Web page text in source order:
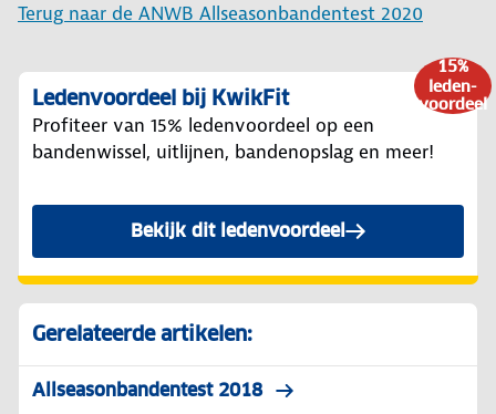
Terug naar de ANWB Allseasonbandentest 2020
15%
leden-
voordeel
Ledenvoordeel bij KwikFit
Profiteer van 15% ledenvoordeel op een
bandenwissel, uitlijnen, bandenopslag en meer!
Bekijk dit ledenvoordeel
Gerelateerde artikelen:
Allseasonbandentest 2018